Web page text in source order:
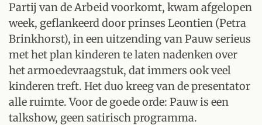
Partij van de Arbeid voorkomt, kwam afgelopen
week, geflankeerd door prinses Leontien (Petra
Brinkhorst), in een uitzending van Pauw serieus
met het plan kinderen te laten nadenken over
het armoedevraagstuk, dat immers ook veel
kinderen treft. Het duo kreeg van de presentator
alle ruimte. Voor de goede orde: Pauw is een
talkshow, geen satirisch programma.